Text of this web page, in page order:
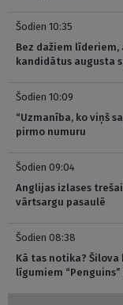
Šodien 10:35
Bez dažiem
kandidātus augusta
Šodien 10:09
“Uzmanība, ko viņš
pirmo numuru
Šodien 09:04
Anglijas izlases
vārtsargu pasaulē
Šodien 08:38
Kā tas notika?
līgumiem